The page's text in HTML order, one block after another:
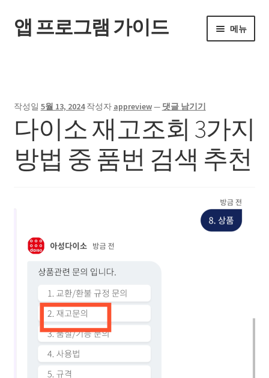
탐
색
뛰
기
컨
텐
뛰
기
앱 프로그램 가이드 메뉴
작성일 5월 13, 2024 작성자 appreview— 댓글 남기기
다이소 재고조회 3가지
방법 중 품번 검색 추천